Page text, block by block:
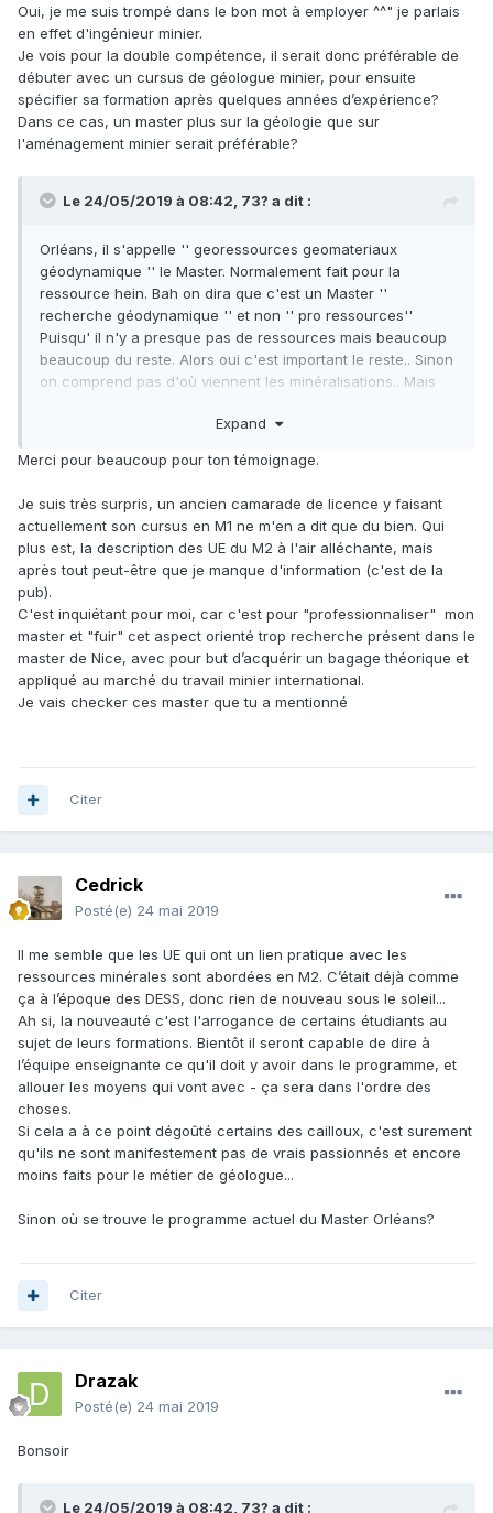
recherchée mais elle s'acquiert plutôt avec l’expérience.
Pour les professionnels (géologues miniers) avec 4-5 ans
d’expérience, il y a des formations diplômantes aux École
des Mines de Paris et d'Ales.
Le Master entre Montréal et Orléans est très bien.
Oui, je me suis trompé dans le bon mot à employer ^^" je parlais
en effet d'ingénieur minier.
Je vois pour la double compétence, il serait donc préférable de
débuter avec un cursus de géologue minier, pour ensuite
spécifier sa formation après quelques années d’expérience?
Dans ce cas, un master plus sur la géologie que sur
l'aménagement minier serait préférable?
Le 24/05/2019 à 08:42, 73? a dit :
Orléans, il s'appelle '' georessources geomateriaux
géodynamique '' le Master. Normalement fait pour la
ressource hein. Bah on dira que c'est un Master ''
recherche géodynamique '' et non '' pro ressources''
Puisqu' il n'y a presque pas de ressources mais beaucoup
beaucoup du reste. Alors oui c'est important le reste.. Sinon
on comprend pas d'où viennent les minéralisations.. Mais
font, je cite '' pour éviter de faire un semestre de plus à
compte que t'as beau avoir de bonnes notes là bas, au
retour le niveau n'est pas bon du tout
pour te donner les chiffres des élèves de M1, presque la
moitié est dégoutée du master ressource, 4 ont
sérieusement penser à se réorienter, ça a enlevé la passion
cailloux à 2 etc etc ^^
Mais sinon Orléans est une belle ville, certains profs sont
vraiment au top ! D'autres... Heureusement ils partent en
retraite !
convection du manteau ''
Le Master de Nancy est bien askip, et il y aurait celui de
Brest ou Rennes à regarder !
Edit : j'allais oublier de préciser, les deux profs qui gèrent le
Master ressource ne font pas de ressources, les deux vrais
profs de métallo sont bientôt à la retraite, y en aura plus
qu'un l'an pro.. Et un autre plutôt orienté recherche
Un point positif, ils ont proposé bcp de stages métallo
malgré tout
Expand
Merci pour beaucoup pour ton témoignage.
Je suis très surpris, un ancien camarade de licence y faisant
actuellement son cursus en M1 ne m'en a dit que du bien. Qui
plus est, la description des UE du M2 à l'air alléchante, mais
après tout peut-être que je manque d'information (c'est de la
pub).
C'est inquiétant pour moi, car c'est pour "professionnaliser" mon
master et "fuir" cet aspect orienté trop recherche présent dans le
master de Nice, avec pour but d’acquérir un bagage théorique et
appliqué au marché du travail minier international.
Je vais checker ces master que tu a mentionné
Citer
Cedrick
Posté(e) 24 mai 2019
Il me semble que les UE qui ont un lien pratique avec les
ressources minérales sont abordées en M2. C’était déjà comme
ça à l’époque des DESS, donc rien de nouveau sous le soleil...
Ah si, la nouveauté c'est l'arrogance de certains étudiants au
sujet de leurs formations. Bientôt il seront capable de dire à
l’équipe enseignante ce qu'il doit y avoir dans le programme, et
allouer les moyens qui vont avec - ça sera dans l'ordre des
choses.
Si cela a à ce point dégoûté certains des cailloux, c'est surement
qu'ils ne sont manifestement pas de vrais passionnés et encore
moins faits pour le métier de géologue...
Sinon où se trouve le programme actuel du Master Orléans?
Citer
Drazak
Posté(e) 24 mai 2019
Bonsoir
Le 24/05/2019 à 08:42, 73? a dit :